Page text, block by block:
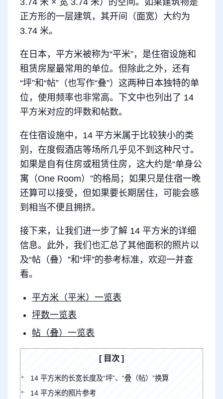
3.74 米 × 宽 3.74 米）的空间。如果建筑物是
正方形的一层建筑，其开间（面宽）大约为
3.74 米。
在日本，平方米被称为“平米”，是住宿设施和
租赁房屋最常用的单位。但除此之外，还有
“坪”和“帖”（也写作“叠”）这两种日本独特的单
位，使用频率也非常高。下文中也列出了 14
平方米对应的坪数和帖数。
在住宿设施中，14 平方米属于比较狭小的类
别，在度假酒店等场所几乎见不到这种尺寸。
如果是自有住房或租赁住房，这大约是“单身公
寓（One Room）”的格局；如果只是住宿一晚
还算可以接受，但如果要长期居住，可能会感
到相当不便且拥挤。
接下来，让我们进一步了解 14 平方米的详细
信息。此外，我们也汇总了其他面积的照片以
及“帖（叠）”和“坪”的参考标准，欢迎一并查
看。
平方米（平米）一览表
坪数一览表
帖（叠）一览表
目次
14 平方米的长宽长度及“坪”、“叠（帖）”换算
14 平方米的照片参考